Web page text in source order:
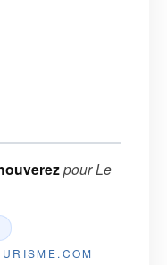
pourLe